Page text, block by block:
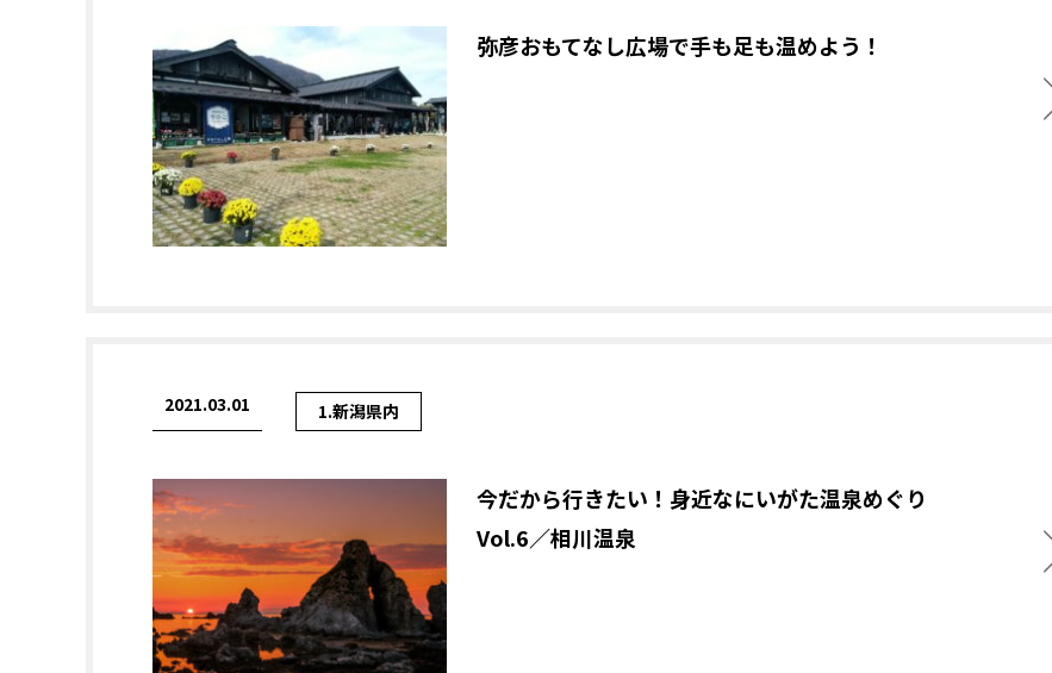
弥彦おもてなし広場で手も足も温めよう！
2021.03.01 1.新潟県内
今だから行きたい！身近なにいがた温泉めぐり
Vol.6／相川温泉